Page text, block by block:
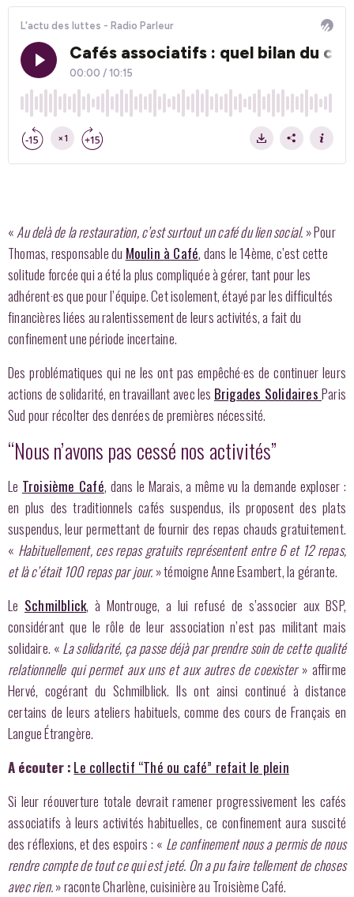
« Au delà de la restauration, c’est surtout un café du lien social. » Pour
Thomas, responsable du Moulin à Café, dans le 14ème, c’est cette
solitude forcée qui a été la plus compliquée à gérer, tant pour les
adhérent·es que pour l’équipe. Cet isolement, étayé par les difficultés
financières liées au ralentissement de leurs activités, a fait du
confinement une période incertaine.
Des problématiques qui ne les ont pas empêché·es de continuer leurs
actions de solidarité, en travaillant avec les Brigades SolidairesParis
Sud pour récolter des denrées de premières nécessité.
“Nous n’avons pas cessé nos activités”
Le Troisième Café, dans le Marais, a même vu la demande exploser :
en plus des traditionnels cafés suspendus, ils proposent des plats
suspendus, leur permettant de fournir des repas chauds gratuitement.
« Habituellement, ces repas gratuits représentent entre 6 et 12 repas,
et là c’était 100 repas par jour.» témoigne Anne Esambert, la gérante.
Le Schmilblick, à Montrouge, a lui refusé de s’associer aux BSP,
considérant que le rôle de leur association n’est pas militant mais
solidaire. « La solidarité, ça passe déjà par prendre soin de cette qualité
relationnelle qui permet aux uns et aux autres de coexister» affirme
Hervé, cogérant du Schmilblick. Ils ont ainsi continué à distance
certains de leurs ateliers habituels, comme des cours de Français en
Langue Étrangère.
A écouter : Le collectif “Thé ou café” refait le plein
Si leur réouverture totale devrait ramener progressivement les cafés
associatifs à leurs activités habituelles, ce confinement aura suscité
des réflexions, et des espoirs : « Le confinement nous a permis de nous
rendre compte de tout ce qui est jeté. On a pu faire tellement de choses
avec rien.» raconte Charlène, cuisinière au Troisième Café.